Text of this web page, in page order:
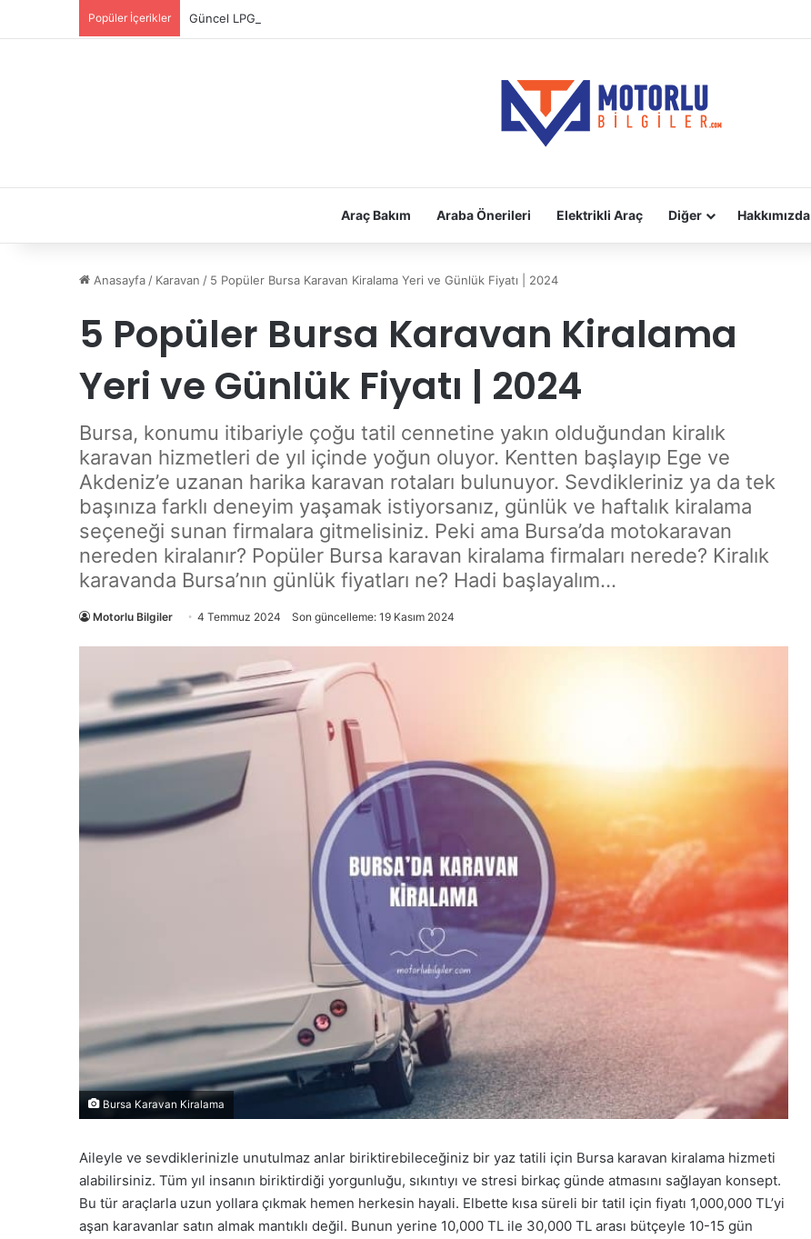
Popüler İçerikler Güncel LPG Montaj Fiyatları | LPG Ne Kadara Takılır?
Araç Bakım Araba Önerileri Elektrikli Araç Diğer Hakkımızda
Anasayfa / Karavan / 5 Popüler Bursa Karavan Kiralama Yeri ve Günlük Fiyatı | 2024
5 Popüler Bursa Karavan Kiralama
Yeri ve Günlük Fiyatı | 2024
Bursa, konumu itibariyle çoğu tatil cennetine yakın olduğundan kiralık
karavan hizmetleri de yıl içinde yoğun oluyor. Kentten başlayıp Ege ve
Akdeniz’e uzanan harika karavan rotaları bulunuyor. Sevdikleriniz ya da tek
başınıza farklı deneyim yaşamak istiyorsanız, günlük ve haftalık kiralama
seçeneği sunan firmalara gitmelisiniz. Peki ama Bursa’da motokaravan
nereden kiralanır? Popüler Bursa karavan kiralama firmaları nerede? Kiralık
karavanda Bursa’nın günlük fiyatları ne? Hadi başlayalım…
Motorlu Bilgiler 4 Temmuz 2024 Son güncelleme: 19 Kasım 2024
Bursa Karavan Kiralama
Aileyle ve sevdiklerinizle unutulmaz anlar biriktirebileceğiniz bir yaz tatili için Bursa karavan kiralama hizmeti
alabilirsiniz. Tüm yıl insanın biriktirdiği yorgunluğu, sıkıntıyı ve stresi birkaç günde atmasını sağlayan konsept.
Bu tür araçlarla uzun yollara çıkmak hemen herkesin hayali. Elbette kısa süreli bir tatil için fiyatı 1,000,000 TL’yi
aşan karavanlar satın almak mantıklı değil. Bunun yerine 10,000 TL ile 30,000 TL arası bütçeyle 10-15 gün